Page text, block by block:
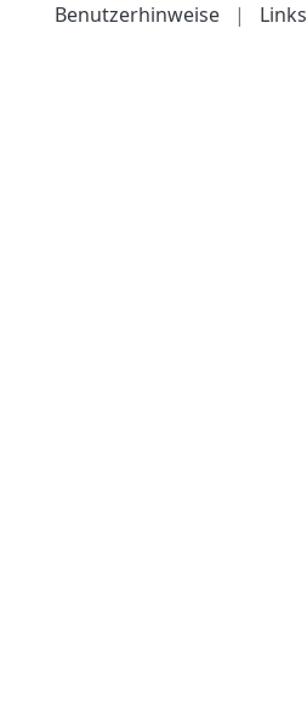
Benutzerhinweise | Links